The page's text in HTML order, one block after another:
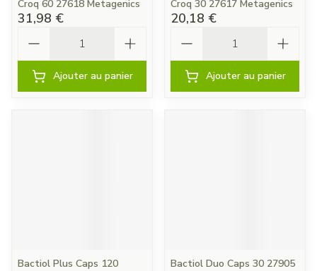
Croq 60 27618 Metagenics
31,98 €
Ajouter au panier
Croq 30 27617 Metagenics
20,18 €
Ajouter au panier
Bactiol Plus Caps 120
Bactiol Duo Caps 30 27905